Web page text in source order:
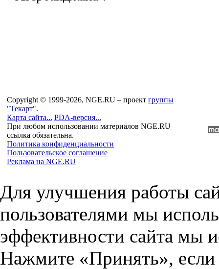
Copyright © 1999-2026, NGE.RU – проект группы
"Текарт".
Карта сайта... PDA-версия...
При любом использовании материалов NGE.RU
ссылка обязательна.
Политика конфиденциальности
Пользовательское соглашение
Реклама на NGE.RU
Для улучшения работы
пользователями мы
эффективности сайта мы
Нажмите «Принять», если